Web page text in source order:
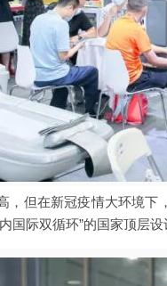
，但在新冠疫情大环境
际双循环”的国家顶层设